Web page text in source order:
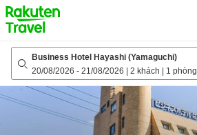
to
top
page
Business Hotel Hayashi (Yamaguchi)
20/08/2026 - 21/08/2026 2 khách 1 phòng